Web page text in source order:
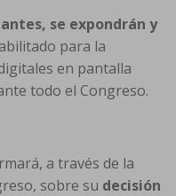
se expondrán y
para la
en pantalla
todo el Congreso.
a través de la
sobre su decisión